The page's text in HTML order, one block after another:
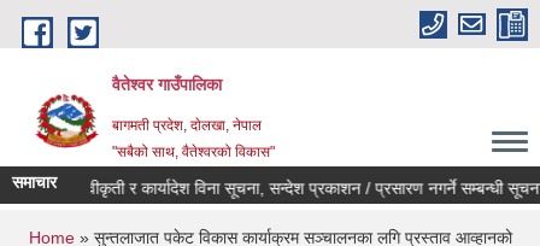
Skip to main content
वैतेश्वर गाउँपालिका
बागमती प्रदेश, दाेलखा, नेपाल
"सबैको साथ, वैतेश्वरको विकास"
समाचार
पूर्व स्वीकृती र कार्यादेश विना सूचना, सन्देश प्रकाशन / प्रसारण नगर्ने सम्बन्धी सूचना ।
Home» सुन्तलाजात पकेट विकास कार्याक्रम सञ्चालनका लगि प्रस्ताव आव्हानको